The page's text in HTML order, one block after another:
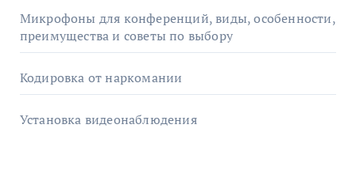
Микрофоны для конференций, виды, особенности,
преимущества и советы по выбору
Кодировка от наркомании
Установка видеонаблюдения